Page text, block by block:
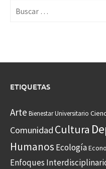
ETIQUETAS
Arte Bienestar Universitario
Comunidad Cultura
Humanos Ecología
Enfoques